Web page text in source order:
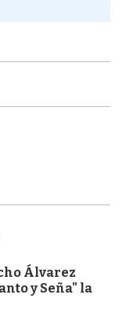
Álvarez
y Seña" la